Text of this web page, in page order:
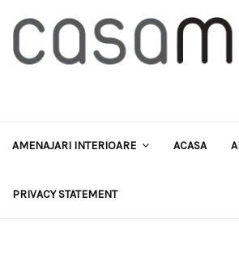
AMENAJARI INTERIOARE ACASA
PRIVACY STATEMENT